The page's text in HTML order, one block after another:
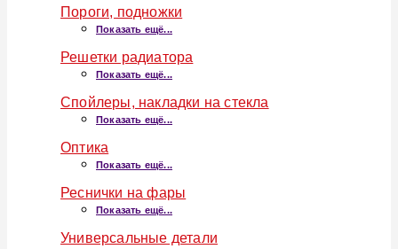
Пороги, подножки
Показать ещё...
Решетки радиатора
Показать ещё...
Спойлеры, накладки на стекла
Показать ещё...
Оптика
Показать ещё...
Реснички на фары
Показать ещё...
Универсальные детали